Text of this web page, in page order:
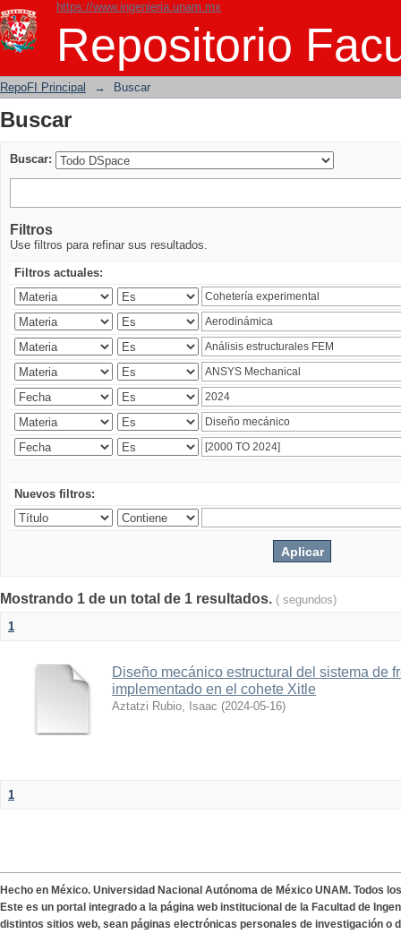
https://www.ingenieria.unam.mx
Repositorio
Buscar
RepoFI Principal → Buscar
Buscar
Buscar:
Filtros
Use filtros para refinar sus resultados.
Filtros actuales:
Nuevos filtros:
Mostrando 1 de un total de 1 resultados. ( segundos)
1
Diseño mecánico estructural del sistema de
implementado en el cohete Xitle
Aztatzi Rubio, Isaac (2024-05-16)
1
Hecho en México. Universidad Nacional Autónoma de México UNAM. Todos
Este es un portal integrado a la página web institucional de la Facultad de
distintos sitios web, sean páginas electrónicas personales de investigación o